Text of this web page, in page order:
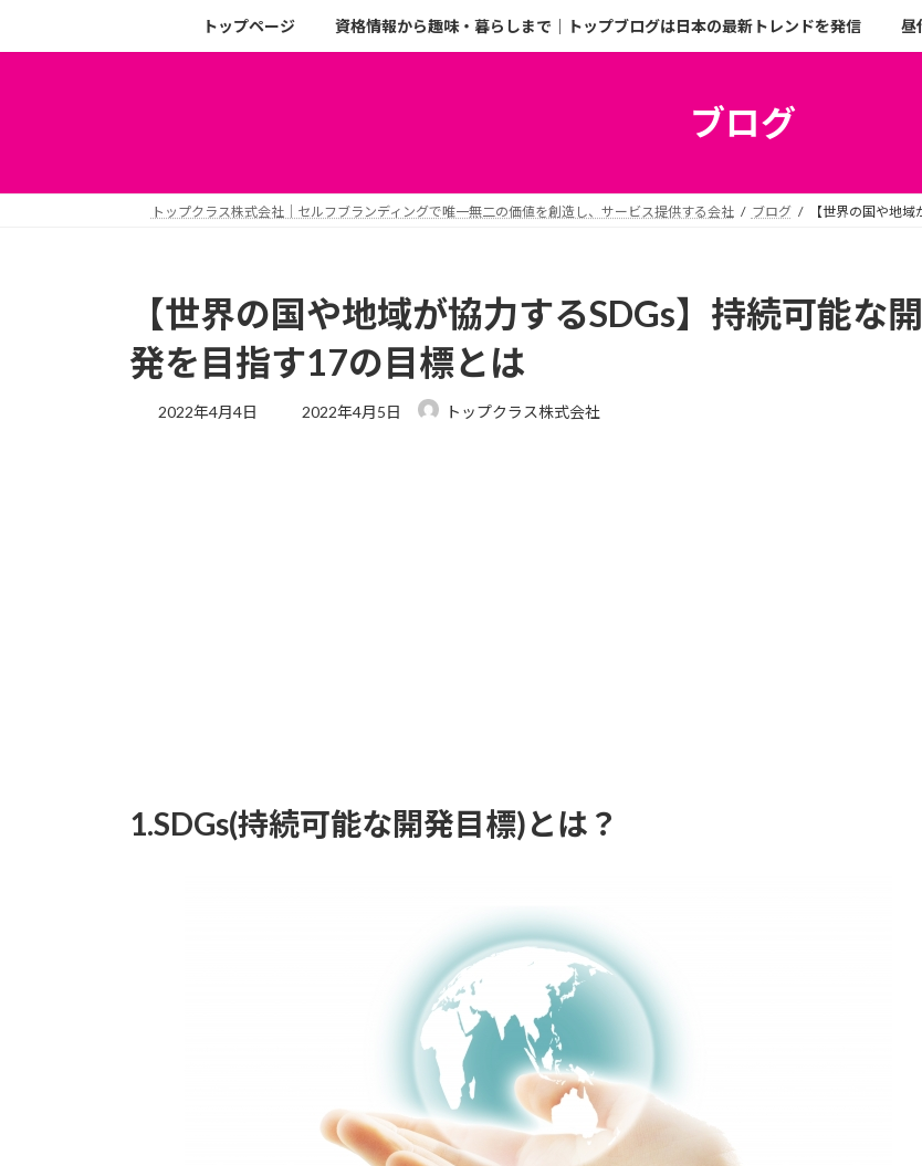
トップページ 資格情報から趣味・暮らしまで｜トップブログは日本の最新トレンドを発信 昼
ブログ
トップクラス株式会社｜セルフブランディングで唯一無二の価値を創造し、サービス提供する会社 ブログ 【世界の国や地
【世界の国や地域が協力するSDGs】持続可能な開
発を目指す17の目標とは
2022年4月4日 2022年4月5日 トップクラス株式会社
1.SDGs(持続可能な開発目標)とは？